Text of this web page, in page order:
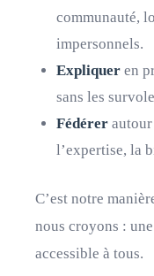
communauté,
impersonnels.
Expliquer en
sans les
Fédérer
l’expertise, la
C’est notre
nous croyons :
accessible à tous.